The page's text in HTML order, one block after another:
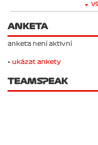
ANKETA
anketa není aktivní
• ukázat ankety
TEAMSPEAK